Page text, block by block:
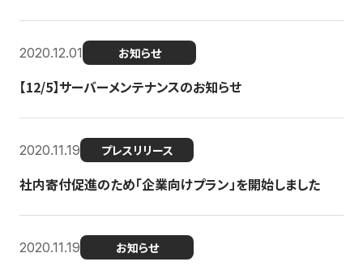
2020.12.01 お知らせ
【12/5】サーバーメンテナンスのお知らせ
2020.11.19 プレスリリース
社内寄付促進のため「企業向けプラン」を開始しました
2020.11.19 お知らせ